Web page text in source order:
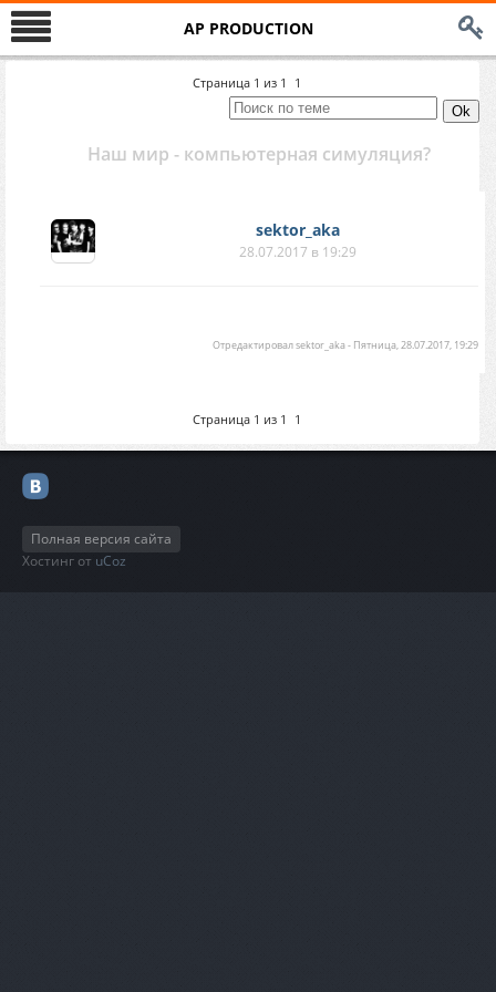
AP PRODUCTION
Страница 1 из 1 1
Наш мир - компьютерная симуляция?
sektor_aka
28.07.2017 в 19:29
Отредактировалsektor_aka- Пятница, 28.07.2017, 19:29
Страница 1 из 1 1
Полная версия сайта
Хостинг от uCoz